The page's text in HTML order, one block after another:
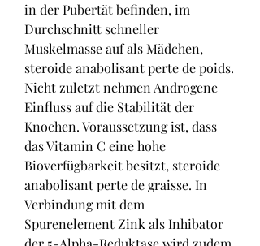
in der Pubertät befinden, im
Durchschnitt schneller
Muskelmasse auf als Mädchen,
steroide anabolisant perte de poids.
Nicht zuletzt nehmen Androgene
Einfluss auf die Stabilität der
Knochen. Voraussetzung ist, dass
das Vitamin C eine hohe
Bioverfügbarkeit besitzt, steroide
anabolisant perte de graisse. In
Verbindung mit dem
Spurenelement Zink als Inhibator